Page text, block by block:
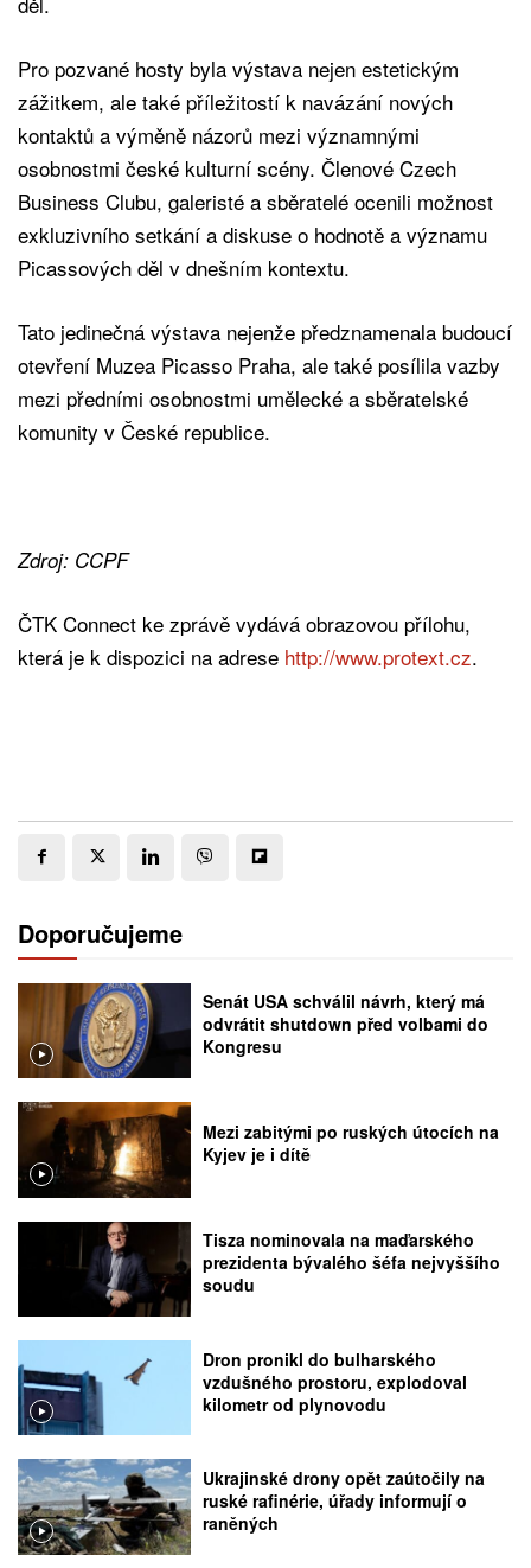
Pro pozvané hosty byla výstava nejen estetickým
zážitkem, ale také příležitostí k navázání nových
kontaktů a výměně názorů mezi významnými
osobnostmi české kulturní scény. Členové Czech
Business Clubu, galeristé a sběratelé ocenili možnost
exkluzivního setkání a diskuse o hodnotě a významu
Picassových děl v dnešním kontextu.
Tato jedinečná výstava nejenže předznamenala budoucí
otevření Muzea Picasso Praha, ale také posílila vazby
mezi předními osobnostmi umělecké a sběratelské
komunity v České republice.
Zdroj: CCPF
ČTK Connect ke zprávě vydává obrazovou přílohu,
která je k dispozici na adrese http://www.protext.cz.
Doporučujeme
Senát USA schválil návrh, který má
odvrátit shutdown před volbami do
Kongresu
Mezi zabitými po ruských útocích na
Kyjev je i dítě
Tisza nominovala na maďarského
prezidenta bývalého šéfa nejvyššího
soudu
Dron pronikl do bulharského
vzdušného prostoru, explodoval
kilometr od plynovodu
Ukrajinské drony opět zaútočily na
ruské rafinérie, úřady informují o
raněných